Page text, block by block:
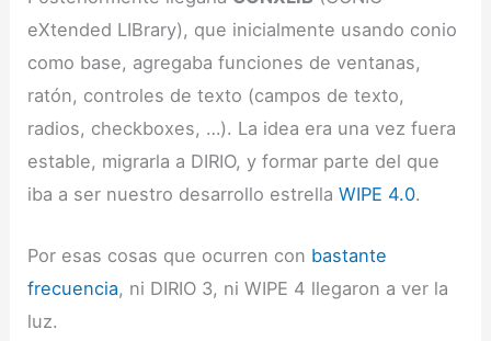
eXtended LIBrary), que inicialmente usando conio
como base, agregaba funciones de ventanas,
ratón, controles de texto (campos de texto,
radios, checkboxes, …). La idea era una vez fuera
estable, migrarla a DIRIO, y formar parte del que
iba a ser nuestro desarrollo estrellaWIPE 4.0.
Por esas cosas que ocurren con bastante
frecuencia, ni DIRIO 3, ni WIPE 4 llegaron a ver la
luz.